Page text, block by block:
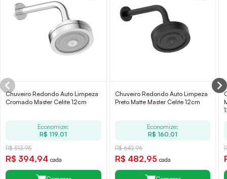
Chuveiro Redondo Auto Limpeza
Cromado Master Celite 12cm
Economize:
R$ 119,01
R$ 513,95
R$ 394,94 cada
Chuveiro Redondo Auto Limpeza
Preto Matte Master Celite 12cm
Economize:
R$ 160,01
R$ 642,96
R$ 482,95 cada